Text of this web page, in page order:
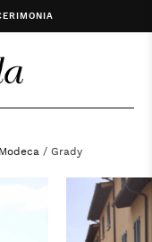
Modeca / Grady